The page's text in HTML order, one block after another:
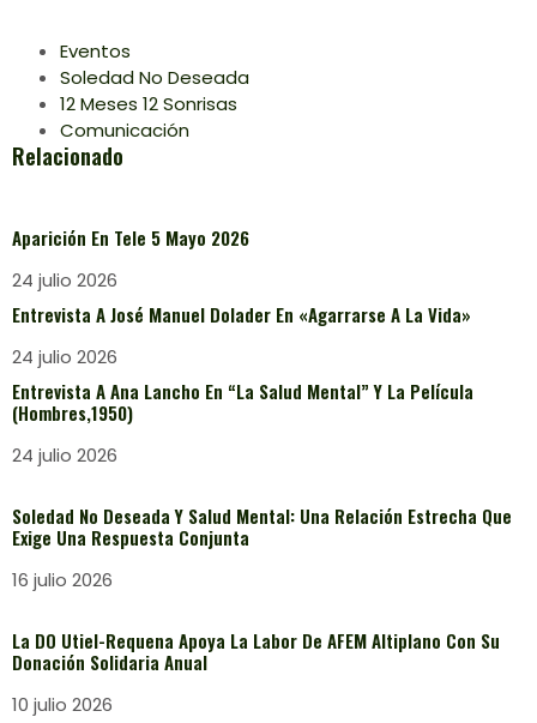
Eventos
Soledad No Deseada
12 Meses 12 Sonrisas
Comunicación
Relacionado
Aparición En Tele 5 Mayo 2026
24 julio 2026
Entrevista A José Manuel Dolader En «Agarrarse A La Vida»
24 julio 2026
Entrevista A Ana Lancho En “La Salud Mental” Y La Película
(Hombres,1950)
24 julio 2026
Soledad No Deseada Y Salud Mental: Una Relación Estrecha Que
Exige Una Respuesta Conjunta
16 julio 2026
La DO Utiel-Requena Apoya La Labor De AFEM Altiplano Con Su
Donación Solidaria Anual
10 julio 2026